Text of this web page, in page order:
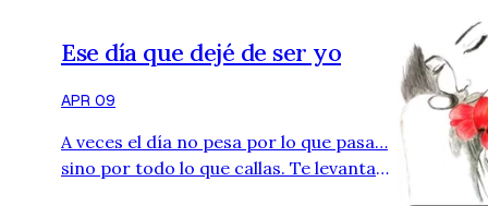
Ese día que dejé de ser yo
APR 09
A veces el día no pesa por lo que pasa…
sino por todo lo que callas. Te levantas,